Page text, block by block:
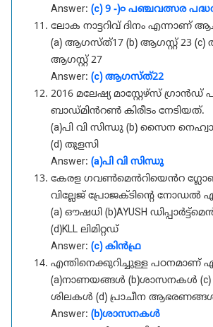
Answer: (c) 9 -)൦ പഞ്ചവത്സര
ലോക നാട്ടറിവ് ദിനം എന്നാണ്
(a) ആഗസ്ത്17 (b) ആഗസ്റ്റ് 23
ആഗസ്റ്റ് 27
Answer: (c) ആഗസ്ത്22
2016 മലേഷ്യ മാസ്റ്റേഴ്സ്
ബാഡ്മിൻറൺ കിരീടം നേടിയത്.
(a)പി വി സിന്ധു (b) സൈന
(d) തുളസി
Answer: (a)പി വി സിന്ധു
കേരള ഗവൺമെൻറിയെൻറ
വില്ലേജ് പ്രോജക്ടിന്റെ നോഡൽ
(a) ഔഷധി (b)AYUSH
(d)KLL ലിമിറ്റഡ്
Answer: (c) കിൻഫ്ര
എന്തിനെക്കുറിച്ചുള്ള പഠനമാണ്
(a)നാണയങ്ങൾ (b)ശാസനകൾ
ശിലകൾ (d) പ്രാചീന
Answer: (b)ശാസനകൾ